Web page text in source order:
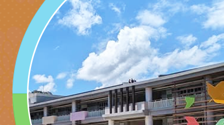
理「115年度515國
導及系列座談活動」
安全宣導
有關衛生福利部辦理
逆境少年家庭支持服
員專業輔導及效能精
北、中、南共3場次
訓練
轉知社團法人中華民
礙聯盟辦理「2026
少意見交流大會」簡
台灣遊戲治療學會將
月至8月舉辦「空間
多元文化遊戲室之規
檢送行政院新聞傳播
月份公共服務政策溝
桃園市龜山區大坑國